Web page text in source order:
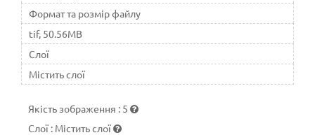
Формат та розмір файлу
tif, 50.56MB
Слої
Містить слої
Якість зображення : 5
Слої : Містить слої